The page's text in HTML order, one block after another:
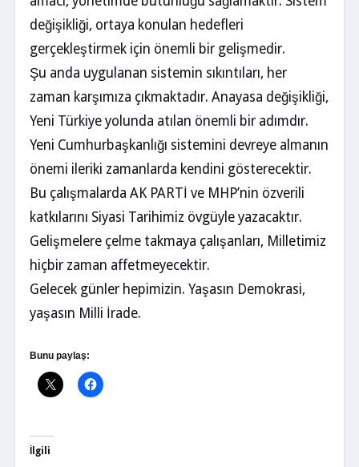
değişikliği, ortaya konulan hedefleri
gerçekleştirmek için önemli bir gelişmedir.
Şu anda uygulanan sistemin sıkıntıları, her
zaman karşımıza çıkmaktadır. Anayasa değişikliği,
Yeni Türkiye yolunda atılan önemli bir adımdır.
Yeni Cumhurbaşkanlığı sistemini devreye almanın
önemi ileriki zamanlarda kendini gösterecektir.
Bu çalışmalarda AK PARTİ ve MHP’nin özverili
katkılarını Siyasi Tarihimiz övgüyle yazacaktır.
Gelişmelere çelme takmaya çalışanları, Milletimiz
hiçbir zaman affetmeyecektir.
Gelecek günler hepimizin. Yaşasın Demokrasi,
yaşasın Milli İrade.
Bunu paylaş:
İlgili